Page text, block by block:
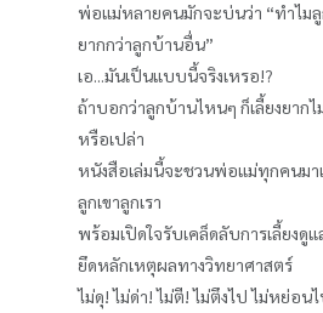
พ่อแม่หลายคนมักจะบ่นว่า “ทำไมลู
ยากกว่าลูกบ้านอื่น”
เอ...มันเป็นแบบนี้จริงเหรอ!?
ถ้าบอกว่าลูกบ้านไหนๆ ก็เลี้ยงยากไ
หรือเปล่า
หนังสือเล่มนี้จะชวนพ่อแม่ทุกคนมา
ลูกเขาลูกเรา
พร้อมเปิดใจรับเคล็ดลับการเลี้ยงดู
ยึดหลักเหตุผลทางวิทยาศาสตร์
ไม่ดุ! ไม่ด่า! ไม่ตี! ไม่ตึงไป ไม่หย่อน